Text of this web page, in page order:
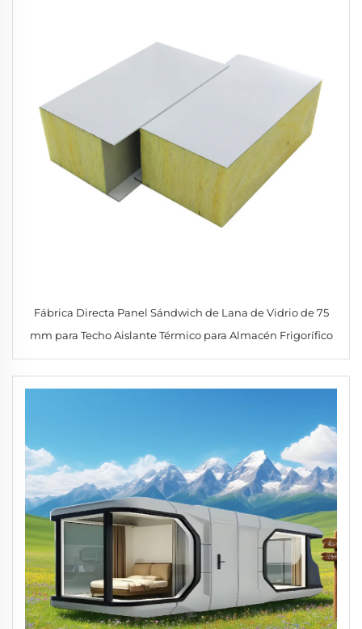
Fábrica Directa Panel Sándwich de Lana de Vidrio de 75
mm para Techo Aislante Térmico para Almacén Frigorífico